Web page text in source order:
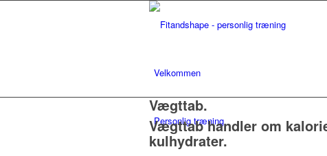
Velkommen
Personlig træning
Vægttab.
Vægttab handler om
kulhydrater.